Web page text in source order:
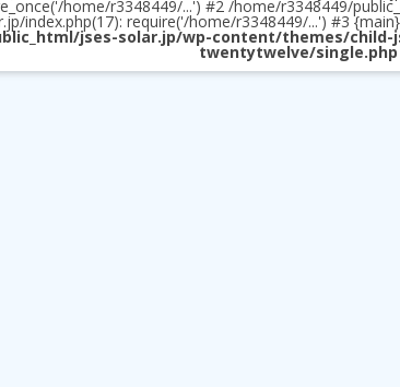
home/r3348449/...') #2 /home/r3348449/
index.php(17): require('/home/r3348449/...') #3
jses-solar.jp/wp-content/themes/child-
twentytwelve/single.php